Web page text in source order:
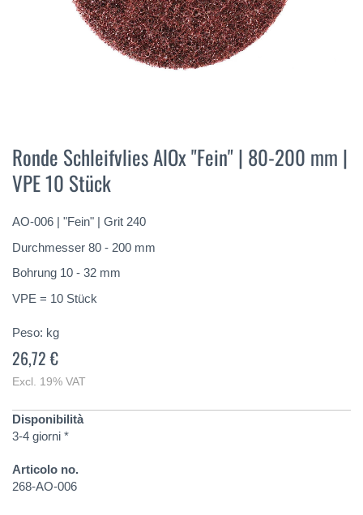
della
galleria
di
Ronde Schleifvlies AlOx "Fein" | 80-200 mm |
VPE 10 Stück
AO-006 | "Fein" | Grit 240
Durchmesser 80 - 200 mm
Bohrung 10 - 32 mm
VPE = 10 Stück
Peso: kg
26,72 €
Excl. 19% VAT
Disponibilità
3-4 giorni *
Articolo no.
268-AO-006